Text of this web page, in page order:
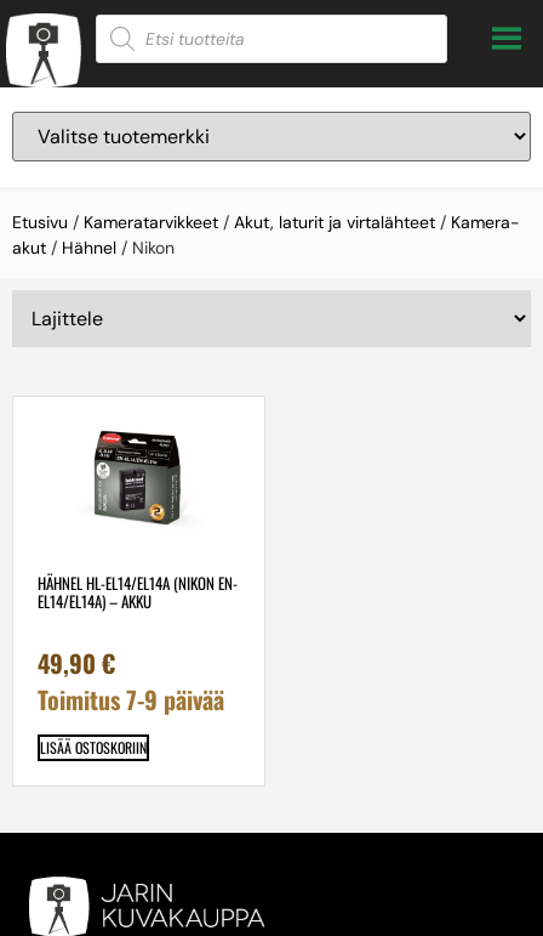
Etusivu / Kameratarvikkeet / Akut, laturit ja virtalähteet / Kamera-
akut / Hähnel / Nikon
HÄHNEL HL-EL14/EL14A (NIKON EN-
EL14/EL14A) – AKKU
49,90 €
Toimitus 7-9 päivää
LISÄÄ OSTOSKORIIN